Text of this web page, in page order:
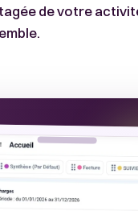
de votre